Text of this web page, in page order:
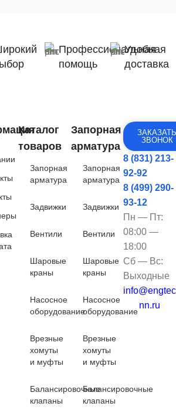
Профессиональная
помощь
Удобная
доставка
Каталог
товаров
Запорная
арматура
Задвижки
Вентили
Шаровые
краны
Насосное
оборудование
Врезные
хомуты
и муфты
Балансировочные
клапаны
Запорная
арматура
Запорная
арматура
Задвижки
Вентили
Шаровые
краны
Насосное
оборудование
Врезные
хомуты
и муфты
Балансировочные
клапаны
ЗВОНОК
8 (831) 213-
92-92
8 (499) 290-
93-12
Пн — Пт:
08:00 —
18:00
Сб — Вс:
Выходные
nn.ru